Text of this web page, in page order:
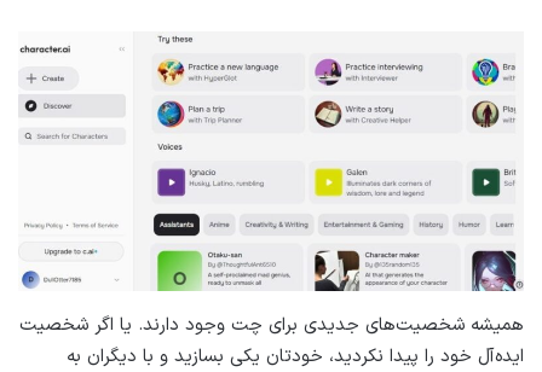
همیشه شخصیت‌های جدیدی برای چت وجود دارند. یا اگر شخصیت
ایده‌آل خود را پیدا نکردید، خودتان یکی بسازید و با دیگران به